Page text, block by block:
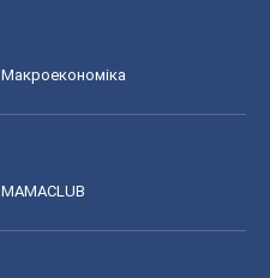
Макроекономіка
MAMACLUB